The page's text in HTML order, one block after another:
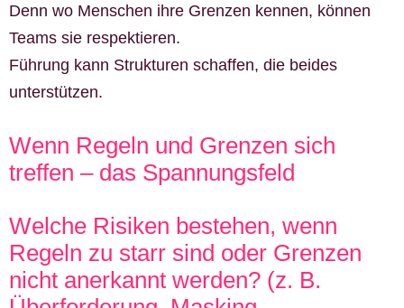
Denn wo Menschen ihre Grenzen kennen, können
Teams sie respektieren.
Führung kann Strukturen schaffen, die beides
unterstützen.
Wenn Regeln und Grenzen sich
treffen – das Spannungsfeld
Welche Risiken bestehen, wenn
Regeln zu starr sind oder Grenzen
nicht anerkannt werden? (z. B.